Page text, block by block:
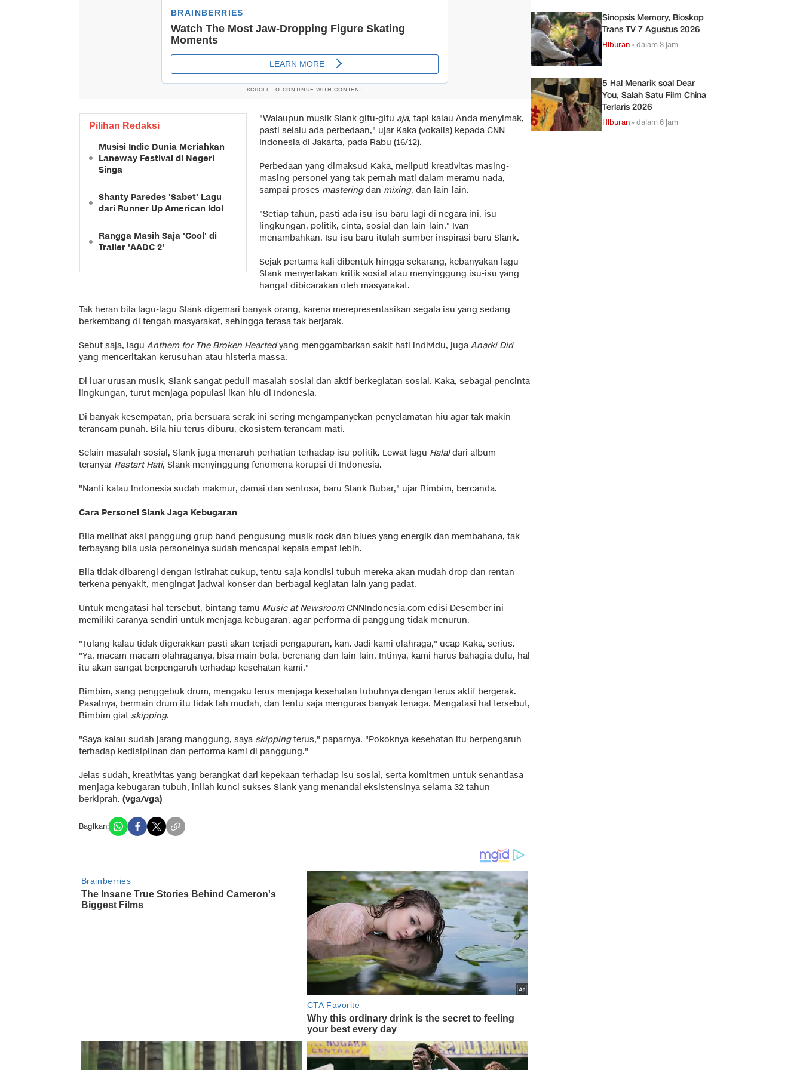
SCROLL TO CONTINUE WITH CONTENT
Pilihan Redaksi
Musisi Indie Dunia Meriahkan
Laneway Festival di Negeri
Singa
Shanty Paredes 'Sabet' Lagu
dari Runner Up American Idol
Rangga Masih Saja 'Cool' di
Trailer 'AADC 2'
"Walaupun musik Slank gitu-gitu aja, tapi kalau Anda menyimak,
pasti selalu ada perbedaan," ujar Kaka (vokalis) kepada CNN
Indonesia di Jakarta, pada Rabu (16/12).
Perbedaan yang dimaksud Kaka, meliputi kreativitas masing-
masing personel yang tak pernah mati dalam meramu nada,
sampai proses masteringdan mixing, dan lain-lain.
"Setiap tahun, pasti ada isu-isu baru lagi di negara ini, isu
lingkungan, politik, cinta, sosial dan lain-lain," Ivan
menambahkan. Isu-isu baru itulah sumber inspirasi baru Slank.
Sejak pertama kali dibentuk hingga sekarang, kebanyakan lagu
Slank menyertakan kritik sosial atau menyinggung isu-isu yang
hangat dibicarakan oleh masyarakat.
Tak heran bila lagu-lagu Slank digemari banyak orang, karena merepresentasikan segala isu yang sedang
berkembang di tengah masyarakat, sehingga terasa tak berjarak.
Sebut saja, lagu Anthem for The Broken Heartedyang menggambarkan sakit hati individu, juga Anarki Diri
yang menceritakan kerusuhan atau histeria massa.
Di luar urusan musik, Slank sangat peduli masalah sosial dan aktif berkegiatan sosial. Kaka, sebagai pencinta
lingkungan, turut menjaga populasi ikan hiu di Indonesia.
Di banyak kesempatan, pria bersuara serak ini sering mengampanyekan penyelamatan hiu agar tak makin
terancam punah. Bila hiu terus diburu, ekosistem terancam mati.
Selain masalah sosial, Slank juga menaruh perhatian terhadap isu politik. Lewat lagu Halaldari album
teranyar Restart Hati, Slank menyinggung fenomena korupsi di Indonesia.
"Nanti kalau Indonesia sudah makmur, damai dan sentosa, baru Slank Bubar," ujar Bimbim, bercanda.
Cara Personel Slank Jaga Kebugaran
Bila melihat aksi panggung grup band pengusung musik rock dan blues yang energik dan membahana, tak
terbayang bila usia personelnya sudah mencapai kepala empat lebih.
Bila tidak dibarengi dengan istirahat cukup, tentu saja kondisi tubuh mereka akan mudah drop dan rentan
terkena penyakit, mengingat jadwal konser dan berbagai kegiatan lain yang padat.
Untuk mengatasi hal tersebut, bintang tamu Music at NewsroomCNNIndonesia.com edisi Desember ini
memiliki caranya sendiri untuk menjaga kebugaran, agar performa di panggung tidak menurun.
"Tulang kalau tidak digerakkan pasti akan terjadi pengapuran, kan. Jadi kami olahraga," ucap Kaka, serius.
"Ya, macam-macam olahraganya, bisa main bola, berenang dan lain-lain. Intinya, kami harus bahagia dulu, hal
itu akan sangat berpengaruh terhadap kesehatan kami."
Bimbim, sang penggebuk drum, mengaku terus menjaga kesehatan tubuhnya dengan terus aktif bergerak.
Pasalnya, bermain drum itu tidak lah mudah, dan tentu saja menguras banyak tenaga. Mengatasi hal tersebut,
Bimbim giat skipping.
"Saya kalau sudah jarang manggung, saya skippingterus," paparnya. "Pokoknya kesehatan itu berpengaruh
terhadap kedisiplinan dan performa kami di panggung."
Jelas sudah, kreativitas yang berangkat dari kepekaan terhadap isu sosial, serta komitmen untuk senantiasa
menjaga kebugaran tubuh, inilah kunci sukses Slank yang menandai eksistensinya selama 32 tahun
berkiprah. (vga/vga)
Bagikan:
Sinopsis Memory, Bioskop
Trans TV 7 Agustus 2026
Hiburan •dalam 3 jam
5 Hal Menarik soal Dear
You, Salah Satu Film China
Terlaris 2026
Hiburan •dalam 6 jam